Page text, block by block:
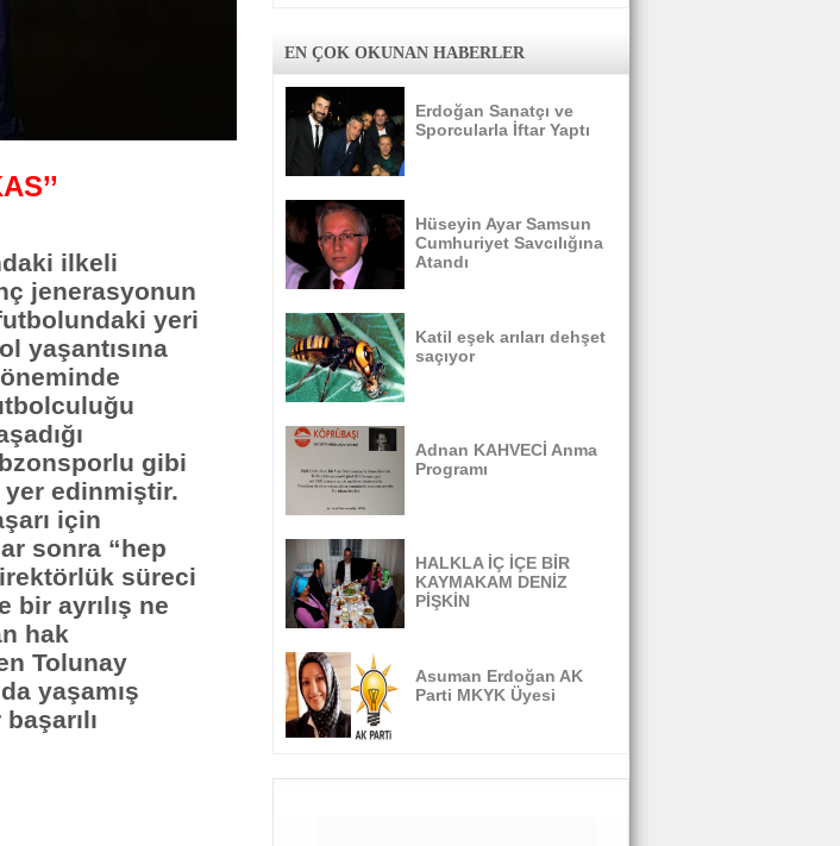
ilkeli
jenerasyonun
yeri
yaşantısına
gibi
yer edinmiştir.
için
sonra “hep
süreci
bir ayrılış ne
hak
Tolunay
yaşamış
EN ÇOK OKUNAN HABERLER
Erdoğan Sanatçı ve
Sporcularla İftar Yaptı
Hüseyin Ayar Samsun
Cumhuriyet Savcılığına
Atandı
Katil eşek arıları dehşet
saçıyor
Adnan KAHVECİ Anma
Programı
HALKLA İÇ İÇE BİR
KAYMAKAM DENİZ
PİŞKİN
Asuman Erdoğan AK
Parti MKYK Üyesi